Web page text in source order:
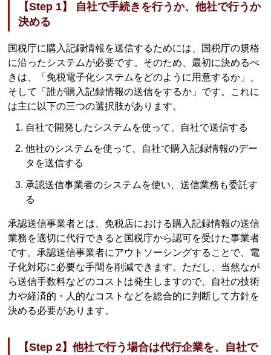
【Step 1】 自社で手続きを行うか、他社で行うか
決める
国税庁に購入記録情報を送信するためには、国税庁の規格
に沿ったシステムが必要です。そのため、最初に決めるべ
きは、「免税電子化システムをどのように用意するか」、
そして「誰が購入記録情報の送信をするか」です。これに
は主に以下の三つの選択肢があります。
自社で開発したシステムを使って、自社で送信する
他社のシステムを使って、自社で購入記録情報のデー
タを送信する
承認送信事業者のシステムを使い、送信業務も委託す
る
承認送信事業者とは、免税店における購入記録情報の送信
業務を適切に代行できると国税庁から認可を受けた事業者
です。承認送信事業者にアウトソーシングすることで、電
子化対応に必要な手間を削減できます。ただし、当然なが
ら送信手数料などのコストは発生しますので、自社の技術
力や経済的・人的なコストなどを総合的に判断して方針を
決める必要があります。
【Step 2】他社で行う場合は代行企業を、自社で